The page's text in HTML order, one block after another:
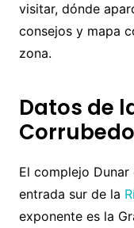
visitar, dónde
consejos y mapa
zona.
Datos de
Corrubedo
El complejo
entrada sur de la
exponente es la